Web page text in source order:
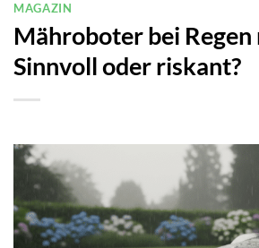
MAGAZIN
Mähroboter bei Regen
Sinnvoll oder riskant?